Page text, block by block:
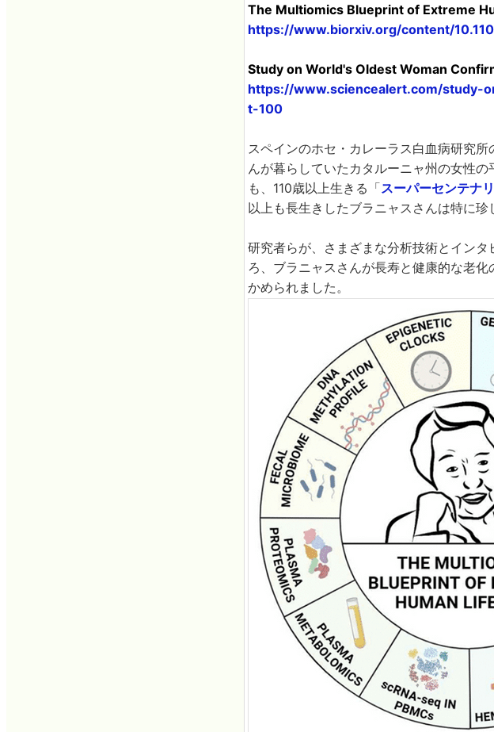
The Multiomics Blueprint of Extreme
https://www.biorxiv.org/content/
Study on World's Oldest Woman
https://www.sciencealert.com/
t-100
スペインのホセ・カレーラス白血病研究
んが暮らしていたカタルーニャ州の女性
も、110歳以上生きる「スーパーセンテナ
以上も長生きしたブラニャスさんは特に珍
研究者らが、さまざまな分析技術とイン
ろ、ブラニャスさんが長寿と健康的な老
かめられました。